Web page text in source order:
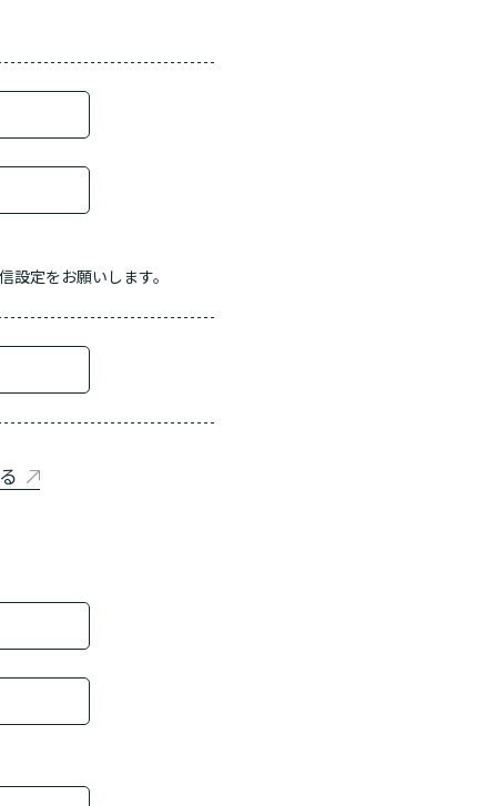
定をお願いします。